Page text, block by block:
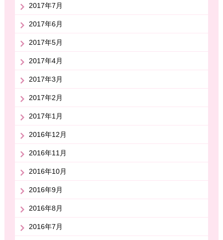
2017年7月
2017年6月
2017年5月
2017年4月
2017年3月
2017年2月
2017年1月
2016年12月
2016年11月
2016年10月
2016年9月
2016年8月
2016年7月